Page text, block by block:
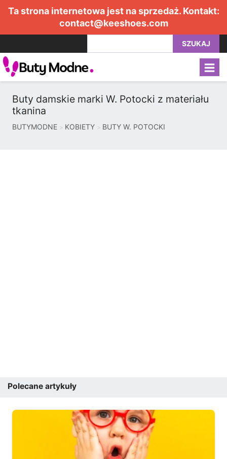
Ta strona internetowa jest na sprzedaż. Kontakt:
contact@keeshoes.com
SZUKAJ
Buty damskie marki W. Potocki z materiału
tkanina
BUTYMODNE KOBIETY BUTY W. POTOCKI
Polecane artykuły